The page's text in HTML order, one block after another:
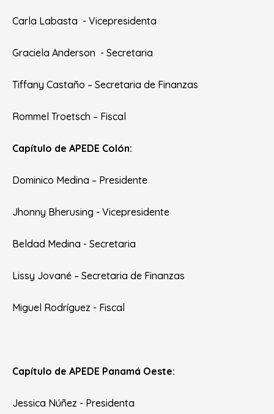
Carla Labasta - Vicepresidenta
Graciela Anderson - Secretaria
Tiffany Castaño – Secretaria de Finanzas
Rommel Troetsch – Fiscal
Capítulo de APEDE Colón:
Dominico Medina – Presidente
Jhonny Bherusing - Vicepresidente
Beldad Medina - Secretaria
Lissy Jované – Secretaria de Finanzas
Miguel Rodríguez - Fiscal
Capítulo de APEDE Panamá Oeste:
Jessica Núñez - Presidenta